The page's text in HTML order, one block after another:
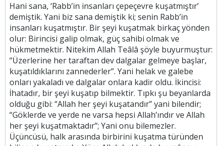
Hani sana, ‘Rabb’in insanları çepeçevre kuşatmıştır’
demiştik. Yani biz sana demiştik ki; senin Rabb’in
insanları kuşatmıştır. Bir şeyi kuşatmak birkaç yönden
olur: Birincisi galip olmak, güç sahibi olmak ve
hükmetmektir. Nitekim Allah Teâlâ şöyle buyurmuştur:
“Üzerlerine her taraftan dev dalgalar gelmeye başlar,
kuşatıldıklarını zannederler”. Yani helak ve galebe
onları yakaladı ve dalgalar onlara kadir oldu. İkincisi:
İhatadır, bir şeyi kuşatıp bilmektir. Tıpkı şu beyanlarda
olduğu gibi: “Allah her şeyi kuşatandır” yani bilendir;
“Göklerde ve yerde ne varsa hepsi Allah’ındır ve Allah
her şeyi kuşatmaktadır”; Yani onu bilemezler.
Üçüncüsü, halk arasında birbirini kuşatma türünden